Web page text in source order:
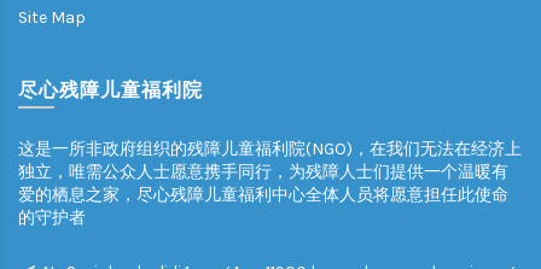
Site Map
尽心残障儿童福利院
这是一所非政府组织的残障儿童福利院(NGO)，在我们无法在经济上
独立，唯需公众人士愿意携手同行，为残障人士们提供一个温暖有
爱的栖息之家，尽心残障儿童福利中心全体人员将愿意担任此使命
的守护者